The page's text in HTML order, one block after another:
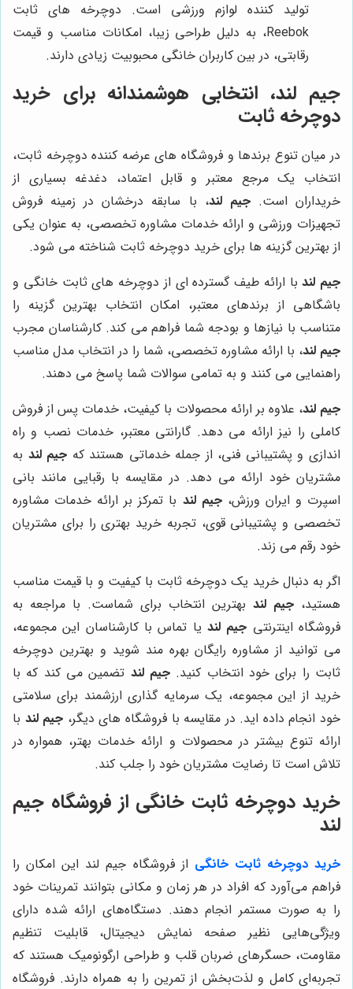
تولید کننده لوازم ورزشی است. دوچرخه های ثابت
Reebok، به دلیل طراحی زیبا، امکانات مناسب و قیمت
رقابتی، در بین کاربران خانگی محبوبیت زیادی دارند.
جیم لند، انتخابی هوشمندانه برای خرید
دوچرخه ثابت
در میان تنوع برندها و فروشگاه های عرضه کننده دوچرخه ثابت،
انتخاب یک مرجع معتبر و قابل اعتماد، دغدغه بسیاری از
خریداران است.جیم لند، با سابقه درخشان در زمینه فروش
تجهیزات ورزشی و ارائه خدمات مشاوره تخصصی، به عنوان یکی
از بهترین گزینه ها برای خرید دوچرخه ثابت شناخته می شود.
جیم لندبا ارائه طیف گسترده ای از دوچرخه های ثابت خانگی و
باشگاهی از برندهای معتبر، امکان انتخاب بهترین گزینه را
متناسب با نیازها و بودجه شما فراهم می کند. کارشناسان مجرب
جیم لند، با ارائه مشاوره تخصصی، شما را در انتخاب مدل مناسب
راهنمایی می کنند و به تمامی سوالات شما پاسخ می دهند.
جیم لند، علاوه بر ارائه محصولات با کیفیت، خدمات پس از فروش
کاملی را نیز ارائه می دهد. گارانتی معتبر، خدمات نصب و راه
اندازی و پشتیبانی فنی، از جمله خدماتی هستند که جیم لند به
مشتریان خود ارائه می دهد. در مقایسه با رقبایی مانند بانی
اسپرت و ایران ورزش،جیم لند با تمرکز بر ارائه خدمات مشاوره
تخصصی و پشتیبانی قوی، تجربه خرید بهتری را برای مشتریان
خود رقم می زند.
اگر به دنبال خرید یک دوچرخه ثابت با کیفیت و با قیمت مناسب
هستید، جیم لند بهترین انتخاب برای شماست. با مراجعه به
فروشگاه اینترنتی جیم لند یا تماس با کارشناسان این مجموعه،
می توانید از مشاوره رایگان بهره مند شوید و بهترین دوچرخه
ثابت را برای خود انتخاب کنید. جیم لند تضمین می کند که با
خرید از این مجموعه، یک سرمایه گذاری ارزشمند برای سلامتی
خود انجام داده اید. در مقایسه با فروشگاه های دیگر، جیم لند با
ارائه تنوع بیشتر در محصولات و ارائه خدمات بهتر، همواره در
تلاش است تا رضایت مشتریان خود را جلب کند.
خرید دوچرخه ثابت خانگی از فروشگاه جیم
لند
خرید دوچرخه ثابت خانگی از فروشگاه جیم لند این امکان را
فراهم می‌آورد که افراد در هر زمان و مکانی بتوانند تمرینات خود
را به صورت مستمر انجام دهند. دستگاه‌های ارائه شده دارای
ویژگی‌هایی نظیر صفحه نمایش دیجیتال، قابلیت تنظیم
مقاومت، حسگرهای ضربان قلب و طراحی ارگونومیک هستند که
تجربه‌ای کامل و لذت‌بخش از تمرین را به همراه دارند. فروشگاه